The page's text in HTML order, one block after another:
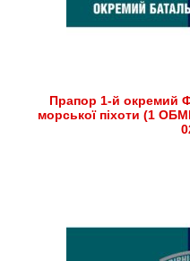
Прапор 1-й окремий
морської піхоти (1